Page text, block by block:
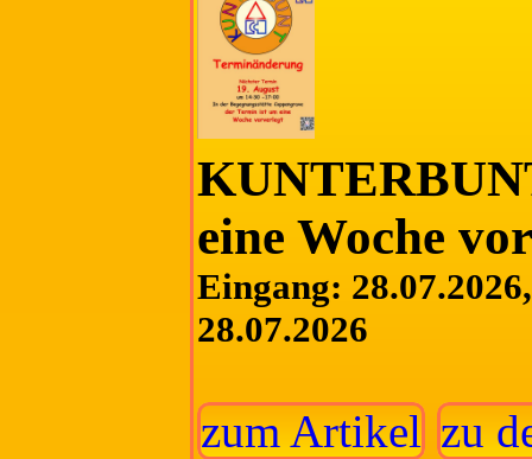
eine Woche
Eingang:
28.07.2026
zum Artikel zu